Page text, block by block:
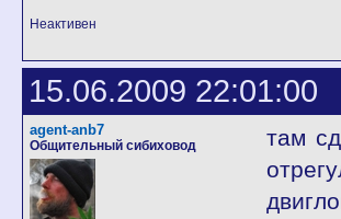
Неактивен
15.06.2009 22:01:00
agent-anb7
Общительный сибиховод
там